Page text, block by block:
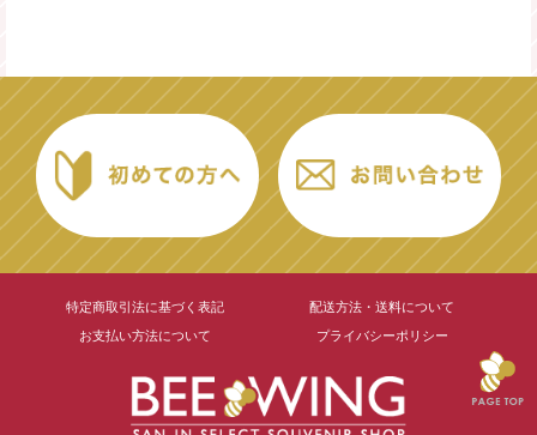
特定商取引法に基づく表記
配送方法・送料について
お支払い方法について
プライバシーポリシー